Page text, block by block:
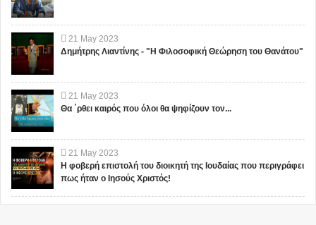
21 May 2023
Δημήτρης Λιαντίνης - "Η Φιλοσοφική Θεώρηση του Θανάτου"
21 May 2023
Θα ΄ρθει καιρός που όλοι θα ψηφίζουν τον...
21 May 2023
Η φοβερή επιστολή του διοικητή της Ιουδαίας που περιγράφει
πως ήταν ο Ιησούς Χριστός!